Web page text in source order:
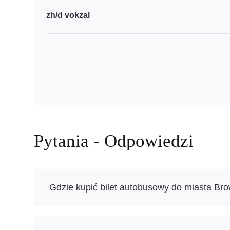
zh/d vokzal
Pytania - Odpowiedzi
Gdzie kupić bilet autobusowy do miasta